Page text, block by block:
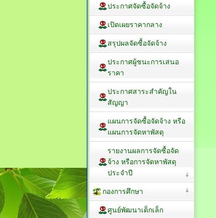
ประกาศจัดซื้อจัดจ้าง
เปิดเผยราคากลาง
สรุปผลจัดซื้อจัดจ้าง
ประกาศผู้ชนะการเสนอ
ราคา
ประกาศสาระสำคัญใน
สัญญา
แผนการจัดซื้อจัดจ้าง หรือ
แผนการจัดหาพัสดุ
รายงานผลการจัดซื้อจัด
จ้าง หรือการจัดหาพัสดุ
ประจำปี
กองการศึกษา
ศูนย์พัฒนาเด็กเล็ก